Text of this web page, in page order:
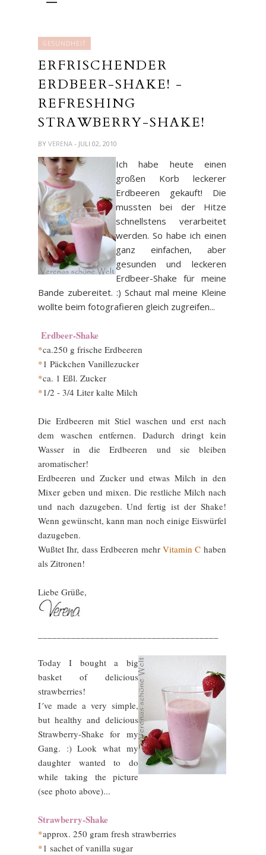
GESUNDHEIT
ERFRISCHENDER
ERDBEER-SHAKE! -
REFRESHING
STRAWBERRY-SHAKE!
BY VERENA - JULI 02, 2010
Ich habe heute einen
großen Korb leckerer
Erdbeeren gekauft! Die
mussten bei der Hitze
schnellstens verarbeitet
werden. So habe ich einen
ganz einfachen, aber
gesunden und leckeren
Erdbeer-Shake für meine
Bande zubereitet. :) Schaut mal meine Kleine
wollte beim fotografieren gleich zugreifen...
Erdbeer-Shake
*ca.250 g frische Erdbeeren
*1 Päckchen Vanillezucker
*ca. 1 Eßl. Zucker
*1/2 - 3/4 Liter kalte Milch
Die Erdbeeren mit Stiel waschen und erst nach
dem waschen entfernen. Dadurch dringt kein
Wasser in die Erdbeeren und sie bleiben
aromatischer!
Erdbeeren und Zucker und etwas Milch in den
Mixer geben und mixen. Die restliche Milch nach
und nach dazugeben. Und fertig ist der Shake!
Wenn gewünscht, kann man noch einige Eiswürfel
dazugeben.
Wußtet Ihr, dass Erdbeeren mehr Vitamin C haben
als Zitronen!
Liebe Grüße,
Today I bought a big
basket of delicious
strawberries!
I´ve made a very simple,
but healthy and delicious
Strawberry-Shake for my
Gang. :) Look what my
daughter wanted to do
while taking the picture
(see photo above)...
Strawberry-Shake
*approx. 250 gram fresh strawberries
*1 sachet of vanilla sugar